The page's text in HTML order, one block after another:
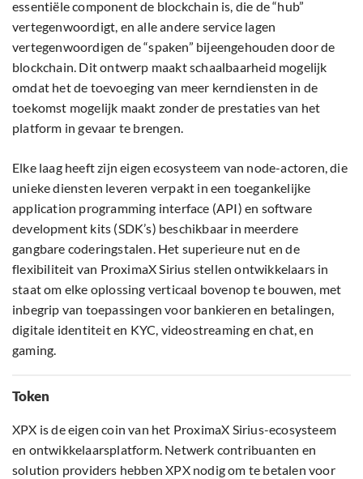
essentiële component de blockchain is, die de “hub”
vertegenwoordigt, en alle andere service lagen
vertegenwoordigen de “spaken” bijeengehouden door de
blockchain. Dit ontwerp maakt schaalbaarheid mogelijk
omdat het de toevoeging van meer kerndiensten in de
toekomst mogelijk maakt zonder de prestaties van het
platform in gevaar te brengen.
Elke laag heeft zijn eigen ecosysteem van node-actoren, die
unieke diensten leveren verpakt in een toegankelijke
application programming interface (API) en software
development kits (SDK’s) beschikbaar in meerdere
gangbare coderingstalen. Het superieure nut en de
flexibiliteit van ProximaX Sirius stellen ontwikkelaars in
staat om elke oplossing verticaal bovenop te bouwen, met
inbegrip van toepassingen voor bankieren en betalingen,
digitale identiteit en KYC, videostreaming en chat, en
gaming.
Token
XPX is de eigen coin van het ProximaX Sirius-ecosysteem
en ontwikkelaarsplatform. Netwerk contribuanten en
solution providers hebben XPX nodig om te betalen voor